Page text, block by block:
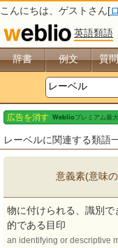
こんにちは、 ゲスト さん[
英語類語
辞書 例文 質
レーベルに関連する類語
意義素(意味
物に付けられる、識別で
的である目印
an identifying or descriptive